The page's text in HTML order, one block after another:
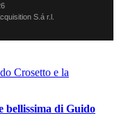
S.á r.l.
bellissima di Guido